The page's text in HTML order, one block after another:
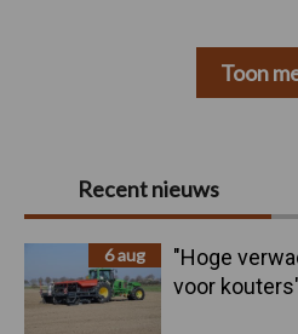
Primaire
Sidebar
Recent nieuws
6 aug
"Hoge
voor
Toon